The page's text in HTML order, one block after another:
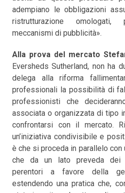
adempiano le obbligazioni
ristrutturazione omologati,
meccanismi di pubblicità».
Alla prova del mercato
Eversheds Sutherland, non ha
delega alla riforma
professionali la possibilità di
professionisti che
associata o organizzata di tipo
confrontarsi con il mercato.
un’iniziativa condivisibile e
è che si proceda in parallelo con
che da un lato preveda dei
perentori a favore della
estendendo una pratica che,